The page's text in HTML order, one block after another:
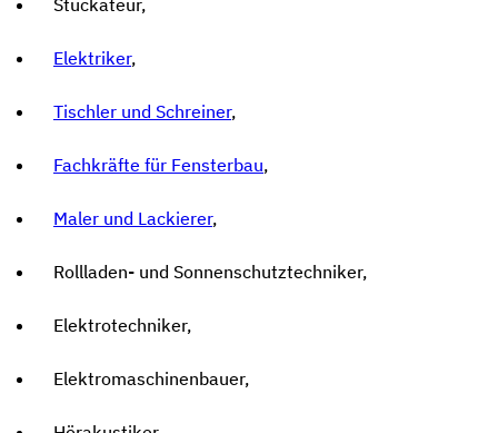
Stuckateur,
Elektriker,
Tischler und Schreiner,
Fachkräfte für Fensterbau,
Maler und Lackierer,
Rollladen- und Sonnenschutztechniker,
Elektrotechniker,
Elektromaschinenbauer,